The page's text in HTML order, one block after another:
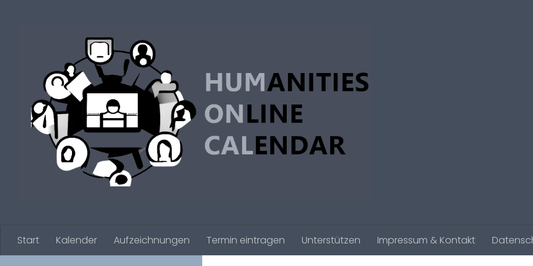
Start Kalender Aufzeichnungen Termin eintragen Unterstützen Impressum & Kontakt